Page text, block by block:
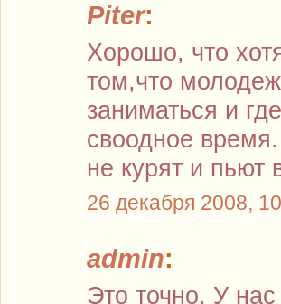
Piter:
Хорошо, что
том,что
заниматься и
своодное
не курят и пьют
26 декабря 2008,
admin:
Это точно. У